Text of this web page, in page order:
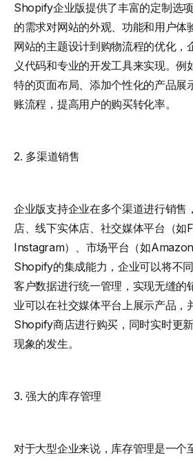
Shopify企业版提供了丰富的定制选
的需求对网站的外观、功能和用户体
网站的主题设计到购物流程的优化，
义代码和专业的开发工具来实现。例
特的页面布局、添加个性化的产品展
账流程，提高用户的购买转化率。
2. 多渠道销售
企业版支持企业在多个渠道进行销
店、线下实体店、社交媒体平台（如
Instagram）、市场平台（如
Shopify的集成能力，企业可以将不
客户数据进行统一管理，实现无缝的
业可以在社交媒体平台上展示产品，
Shopify商店进行购买，同时实时更
现象的发生。
3. 强大的库存管理
对于大型企业来说，库存管理是一个